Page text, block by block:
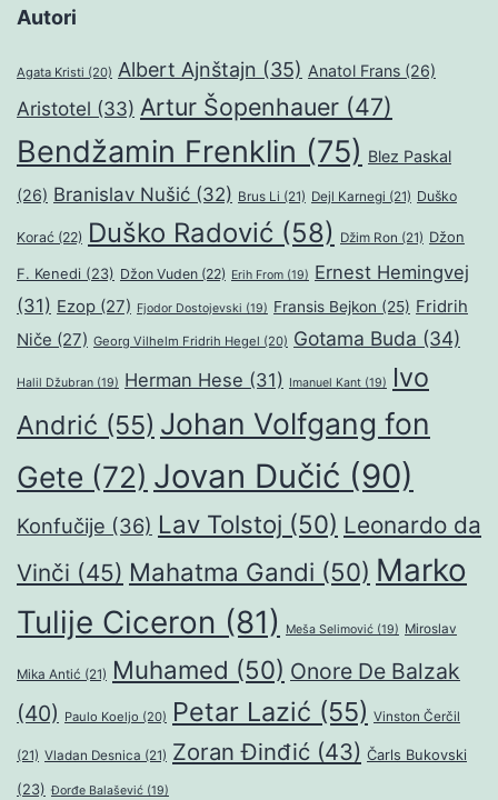
Autori
Agata Kristi (20) Albert Ajnštajn (35) Anatol Frans (26)
Aristotel (33) Artur Šopenhauer (47)
Bendžamin Frenklin (75) Blez Paskal
(26) Branislav Nušić (32) Brus Li (21) Dejl Karnegi (21) Duško
Korać (22) Duško Radović (58) Džim Ron (21) Džon
F. Kenedi (23) Džon Vuden (22) Erih From (19) Ernest Hemingvej
(31) Ezop (27) Fjodor Dostojevski (19) Fransis Bejkon (25) Fridrih
Niče (27) Georg Vilhelm Fridrih Hegel (20) Gotama Buda (34)
Halil Džubran (19) Herman Hese (31) Imanuel Kant (19)
Ivo
Andrić (55) Johan Volfgang fon
Gete (72) Jovan Dučić (90)
Konfučije (36) Lav Tolstoj (50) Leonardo da
Vinči (45) Mahatma Gandi (50) Marko
Tulije Ciceron (81) Meša Selimović (19) Miroslav
Mika Antić (21) Muhamed (50) Onore De Balzak
(40) Paulo Koeljo (20) Petar Lazić (55) Vinston Čerčil
(21) Vladan Desnica (21) Zoran Đinđić (43) Čarls Bukovski
(23) Đorđe Balašević (19)